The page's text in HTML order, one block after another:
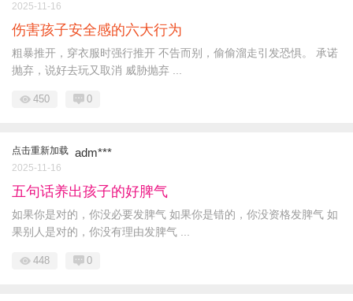
2025-11-16
伤害孩子安全感的六大行为
粗暴推开，穿衣服时强行推开 不告而别，偷偷溜走引发恐惧。 承诺
抛弃，说好去玩又取消 威胁抛弃 ...
450 0
点击重新加载 adm***
2025-11-16
五句话养出孩子的好脾气
如果你是对的，你没必要发脾气 如果你是错的，你没资格发脾气 如
果别人是对的，你没有理由发脾气 ...
448 0